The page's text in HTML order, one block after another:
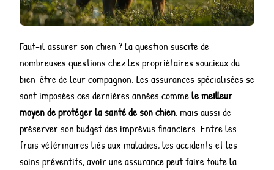
Faut-il assurer son chien ? La question suscite de
nombreuses questions chez les propriétaires soucieux du
bien-être de leur compagnon. Les assurances spécialisées se
sont imposées ces dernières années commele meilleur
moyen de protéger la santé de son chien, mais aussi de
préserver son budget des imprévus financiers. Entre les
frais vétérinaires liés aux maladies, les accidents et les
soins préventifs, avoir une assurance peut faire toute la